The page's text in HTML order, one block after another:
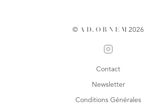
© A D. O R N E M 2026
Contact
Newsletter
Conditions Générales